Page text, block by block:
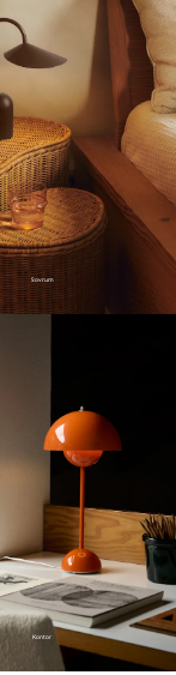
Sovrum
Kontor